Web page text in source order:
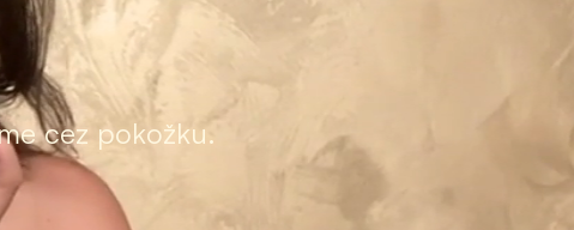
cez pokožku.